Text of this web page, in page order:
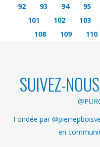
92
93 94 95
101
102 103
108
109 110
SUIVEZ-
Fondée par
en